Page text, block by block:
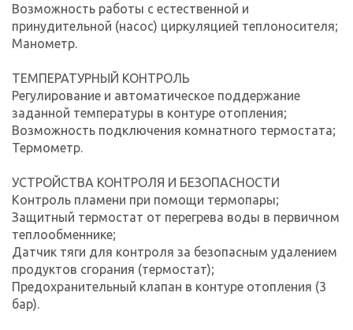
Возможность работы с естественной и
принудительной (насос) циркуляцией теплоносителя;
Манометр.
ТЕМПЕРАТУРНЫЙ КОНТРОЛЬ
Регулирование и автоматическое поддержание
заданной температуры в контуре отопления;
Возможность подключения комнатного термостата;
Термометр.
УСТРОЙСТВА КОНТРОЛЯ И БЕЗОПАСНОСТИ
Контроль пламени при помощи термопары;
Защитный термостат от перегрева воды в первичном
теплообменнике;
Датчик тяги для контроля за безопасным удалением
продуктов сгорания (термостат);
Предохранительный клапан в контуре отопления (3
бар).